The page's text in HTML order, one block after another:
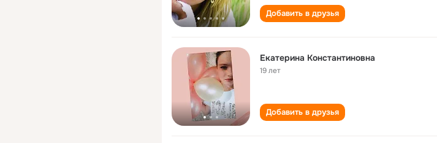
Добавить в друзья
Екатерина Константиновна
19 лет
Добавить в друзья